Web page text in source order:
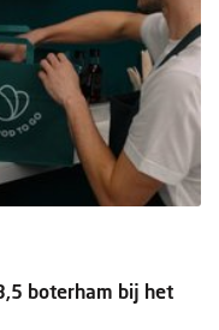
boterham bij het